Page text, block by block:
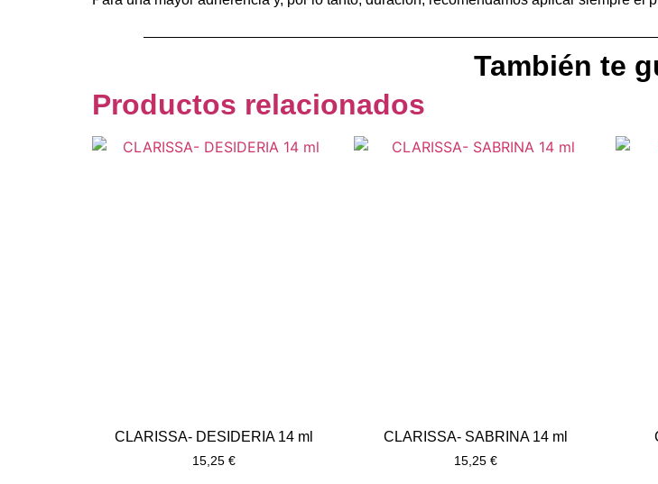
También te
Productos relacionados
CLARISSA- DESIDERIA 14 ml
15,25 €
CLARISSA- SABRINA 14 ml
15,25 €